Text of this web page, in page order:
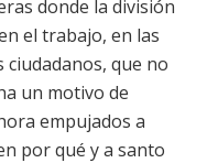
donde la división
el trabajo, en las
que no
un motivo de
empujados a
por qué y a santo